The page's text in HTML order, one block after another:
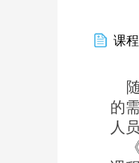
课
随
的
人
《